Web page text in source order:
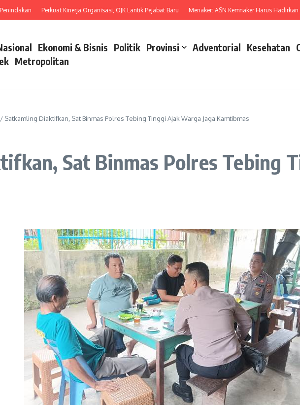
Perkuat Kinerja Organisasi, OJK Lantik Pejabat Baru Menaker: ASN Kemnaker Harus Hadirkan
Ekonomi & Bisnis Politik Provinsi Adventorial Kesehatan
Metropolitan
/ Satkamling Diaktifkan, Sat Binmas Polres Tebing Tinggi Ajak Warga Jaga Kamtibmas
Sat Binmas Polres Tebing